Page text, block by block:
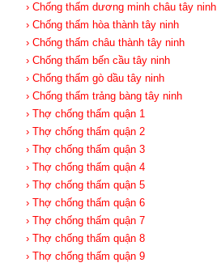
› Chống thấm dương minh châu tây ninh
› Chống thấm hòa thành tây ninh
› Chống thấm châu thành tây ninh
› Chống thấm bến cầu tây ninh
› Chống thấm gò dầu tây ninh
› Chống thấm trảng bàng tây ninh
› Thợ chống thấm quận 1
› Thợ chống thấm quận 2
› Thợ chống thấm quận 3
› Thợ chống thấm quận 4
› Thợ chống thấm quận 5
› Thợ chống thấm quận 6
› Thợ chống thấm quận 7
› Thợ chống thấm quận 8
› Thợ chống thấm quận 9